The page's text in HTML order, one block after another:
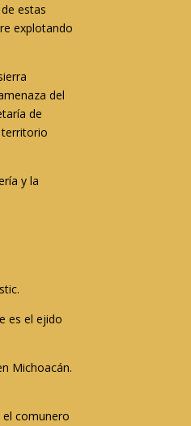
estas
explotando
del
de
territorio
y la
es el ejido
Michoacán.
el comunero